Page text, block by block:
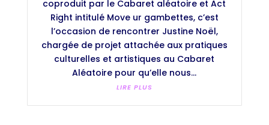
coproduit par le Cabaret aléatoire et Act
Right intitulé Move ur gambettes, c’est
l’occasion de rencontrer Justine Noël,
chargée de projet attachée aux pratiques
culturelles et artistiques au Cabaret
Aléatoire pour qu’elle nous...
LIRE PLUS